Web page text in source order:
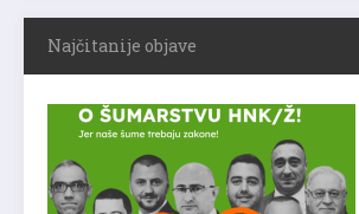
Najčitanije objave